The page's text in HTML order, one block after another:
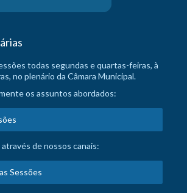
todas segundas e quartas-feiras, à
no plenário da Câmara Municipal.
os assuntos abordados:
de nossos canais:
Sessões